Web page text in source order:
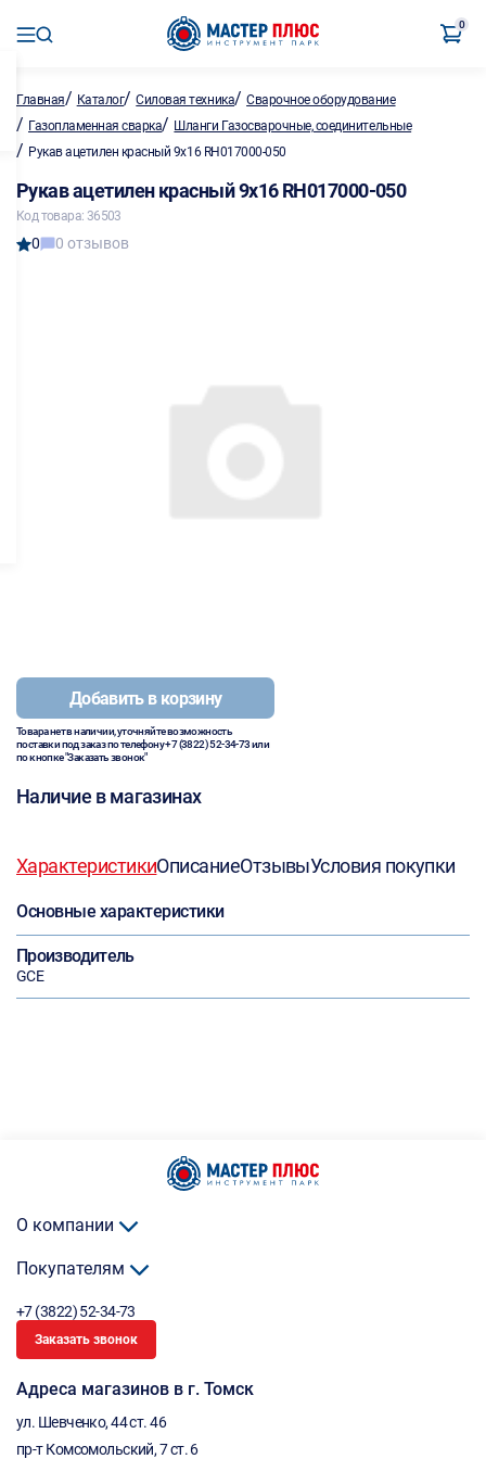
0
Главная/ Каталог/Силовая техника/Сварочное оборудование
/ Газопламенная сварка/ Шланги Газосварочные, соединительные
/ Рукав ацетилен красный 9х16 RH017000-050
Рукав ацетилен красный 9х16 RH017000-050
Код товара: 36503
0 0 отзывов
Добавить в корзину
Товара нет в наличии, уточняйте возможность
поставки под заказ по телефону+7 (3822) 52-34-73или
по кнопке "Заказать звонок"
Наличие в магазинах
ХарактеристикиОписаниеОтзывыУсловия покупки
Основные характеристики
Производитель
GCE
О компании
Покупателям
+7 (3822) 52-34-73
Заказать звонок
Адреса магазинов в г. Томск
ул. Шевченко, 44 ст. 46
пр-т Комсомольский, 7 ст. 6